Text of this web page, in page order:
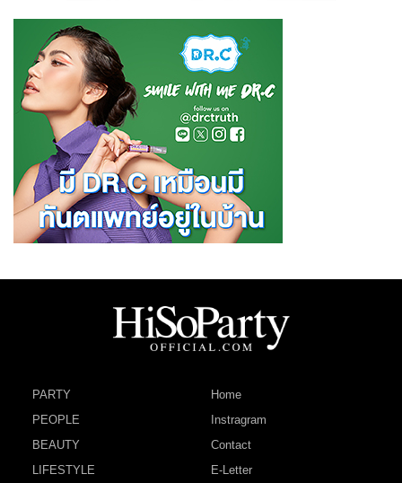
PARTY
PEOPLE
BEAUTY
LIFESTYLE
Home
Instragram
Contact
E-Letter